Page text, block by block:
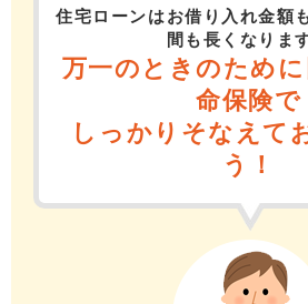
住宅ローンはお借り入れ金額
間も長くなりま
万一のときのため
命保険で
しっかりそなえて
う！